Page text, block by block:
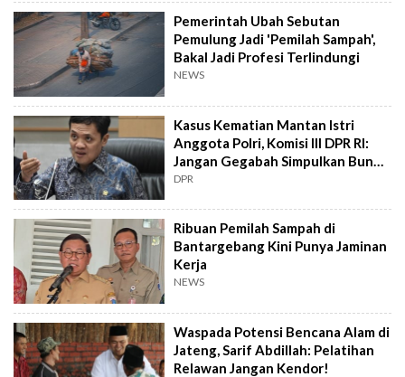
Pemerintah Ubah Sebutan
Pemulung Jadi 'Pemilah Sampah',
Bakal Jadi Profesi Terlindungi
NEWS
Kasus Kematian Mantan Istri
Anggota Polri, Komisi III DPR RI:
Jangan Gegabah Simpulkan Bunuh
Diri
DPR
Ribuan Pemilah Sampah di
Bantargebang Kini Punya Jaminan
Kerja
NEWS
Waspada Potensi Bencana Alam di
Jateng, Sarif Abdillah: Pelatihan
Relawan Jangan Kendor!